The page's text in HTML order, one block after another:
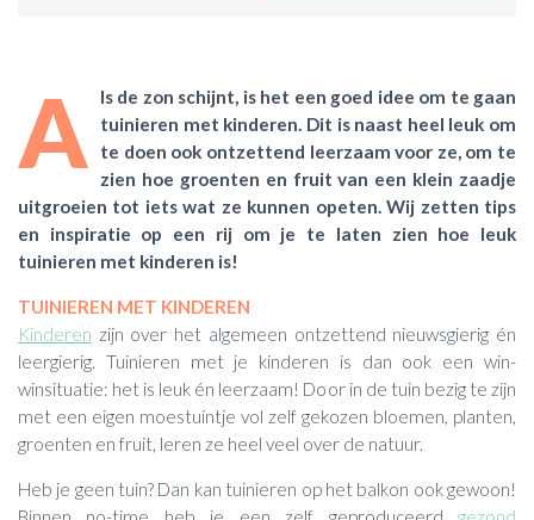
A
ls de zon schijnt, is het een goed idee om te gaan
tuinieren met kinderen. Dit is naast heel leuk om
te doen ook ontzettend leerzaam voor ze, om te
zien hoe groenten en fruit van een klein zaadje
uitgroeien tot iets wat ze kunnen opeten. Wij zetten tips
en inspiratie op een rij om je te laten zien hoe leuk
tuinieren met kinderen is!
TUINIEREN MET KINDEREN
Kinderen zijn over het algemeen ontzettend nieuwsgierig én
leergierig. Tuinieren met je kinderen is dan ook een win-
winsituatie: het is leuk én leerzaam! Door in de tuin bezig te zijn
met een eigen moestuintje vol zelf gekozen bloemen, planten,
groenten en fruit, leren ze heel veel over de natuur.
Heb je geen tuin? Dan kan tuinieren op het balkon ook gewoon!